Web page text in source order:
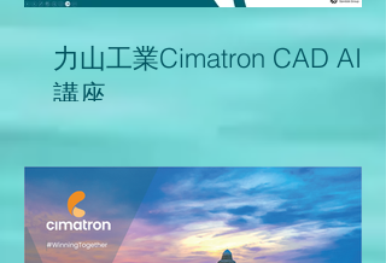
力山工業Cimatron CAD AI
講座